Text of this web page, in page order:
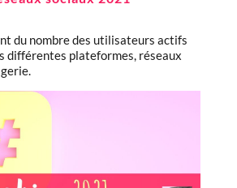
du nombre des utilisateurs actifs
différentes plateformes, réseaux